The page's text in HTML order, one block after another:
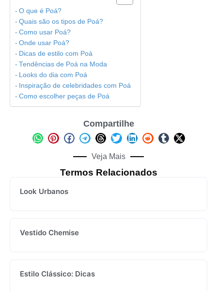
O que é Poá?
Quais são os tipos de Poá?
Como usar Poá?
Onde usar Poá?
Dicas de estilo com Poá
Tendências de Poá na Moda
Looks do dia com Poá
Inspiração de celebridades com Poá
Como escolher peças de Poá
Compartilhe
Veja Mais
Termos Relacionados
Look Urbanos
Vestido Chemise
Estilo Clássico: Dicas